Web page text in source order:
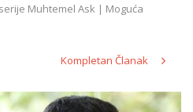
Muhtemel Ask | Moguća
Kompletan Članak